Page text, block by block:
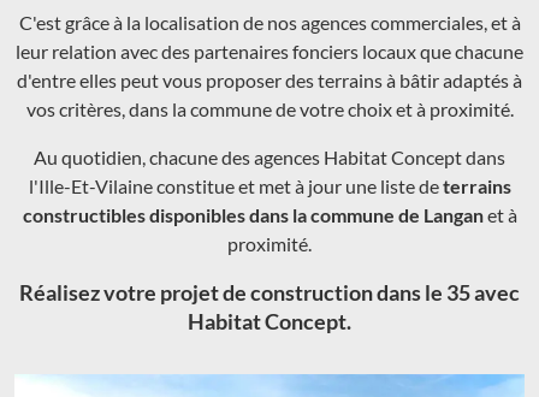
C'est grâce à la localisation de nos agences commerciales, et à
leur relation avec des partenaires fonciers locaux que chacune
d'entre elles peut vous proposer des terrains à bâtir adaptés à
vos critères, dans la commune de votre choix et à proximité.
Au quotidien, chacune des agences Habitat Concept dans
l'Ille-Et-Vilaine constitue et met à jour une liste deterrains
constructibles disponibles dans la commune de Langanet à
proximité.
Réalisez votre projet de construction dans le 35 avec
Habitat Concept.